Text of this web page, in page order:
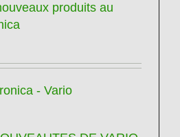
produits au